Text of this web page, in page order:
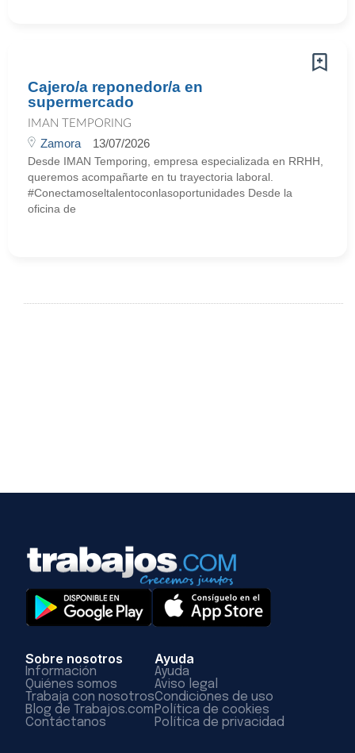
Cajero/a reponedor/a en
supermercado
IMAN TEMPORING
Zamora 13/07/2026
Desde IMAN Temporing, empresa especializada en RRHH,
queremos acompañarte en tu trayectoria laboral.
#Conectamoseltalentoconlasoportunidades Desde la
oficina de
Sobre nosotros
Información
Quiénes somos
Trabaja con nosotros
Blog de Trabajos.com
Contáctanos
Ayuda
Ayuda
Aviso legal
Condiciones de uso
Política de cookies
Política de privacidad